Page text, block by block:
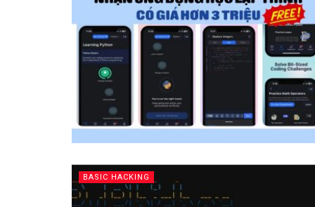
BASIC HACKING